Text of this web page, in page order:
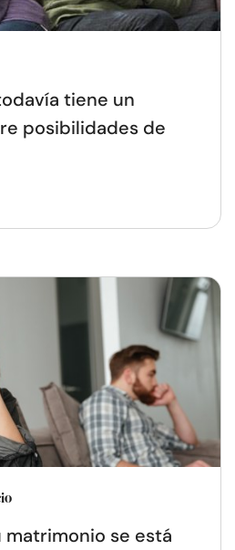
tiene un
posibilidades de
matrimonio se está